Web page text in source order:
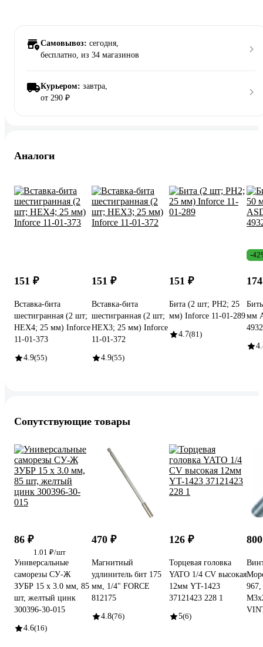
Самовывоз: сегодня,
бесплатно, из 34 магазинов
Курьером: завтра,
от 290 ₽
Аналоги
151 ₽
Вставка-бита
шестигранная (2 шт;
HEX4; 25 мм) Inforce
11-01-373
4.9(55)
151 ₽
Вставка-бита
шестигранная (2 шт;
HEX3; 25 мм) Inforce
11-01-372
4.9(55)
151 ₽
Бита (2 шт; PH2; 25
мм) Inforce 11-01-289
4.7(81)
-
мм
Сопутствующие товары
86 ₽
1.01 ₽/шт
Универсальные
саморезы СУ-Ж
ЗУБР 15 х 3.0 мм, 85
шт, желтый цинк
300396-30-015
4.6(16)
470 ₽
Магнитный
удлинитель бит 175
мм, 1/4" FORCE
812175
4.8(76)
126 ₽
Торцевая головка
YATO 1/4 CV высокая
12мм YT-1423
37121423 228 1
5(6)